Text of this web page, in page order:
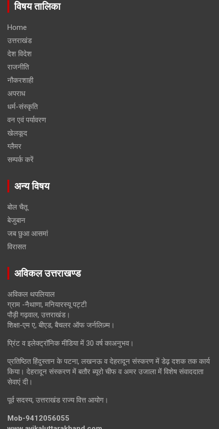
विषय तालिका
Home
उत्तराखंड
देश विदेश
राजनीति
नौकरशाही
अपराध
धर्म-संस्कृति
वन एवं पर्यावरण
खेलकूद
ग्लैमर
सम्पर्क करें
अन्य विषय
बोल चैतू
बेजुबान
जब छुआ आसमां
विरासत
अविकल उत्तराखण्ड
अविकल थपलियाल
ग्राम -नैथाणा, मनियारस्यू पट्टी
पौड़ी गढ़वाल, उत्तराखंड।
शिक्षा-एम ए, बीएड, बैचलर ऑफ जर्नलिज़्म।
प्रिंट व इलेक्ट्रॉनिक मीडिया में 30 वर्ष काअनुभव।
प्रतिष्ठित हिंदुस्तान के पटना, लखनऊ व देहरादून संस्करण में डेढ़ दशक तक कार्य
किया। देहरादून संस्करण में बतौर ब्यूरो चीफ व अमर उजाला में विशेष संवाददाता
सेवाएं दी।
पूर्व सदस्य, उत्तराखंड राज्य वित्त आयोग।
Mob-9412056055